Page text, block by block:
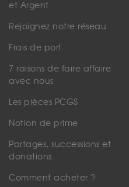
et Argent
Rejoignez notre réseau
Frais de port
7 raisons de faire affaire
avec nous
Les pièces PCGS
Notion de prime
Partages, successions et
donations
Comment acheter ?